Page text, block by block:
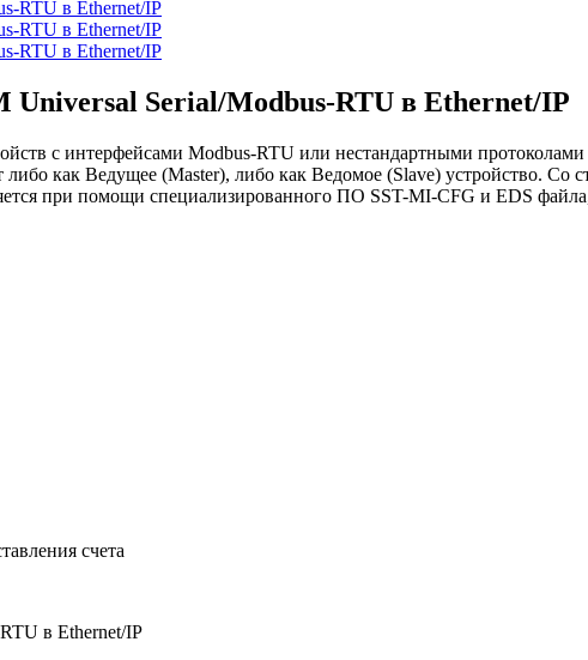
Universal Serial/Modbus-RTU в Ethernet/IP
с интерфейсами Modbus-RTU или нестандартными
как Ведущее (Master), либо как Ведомое (Slave) устройство. Со
при помощи специализированного ПО SST-MI-CFG и EDS
счета
в Ethernet/IP